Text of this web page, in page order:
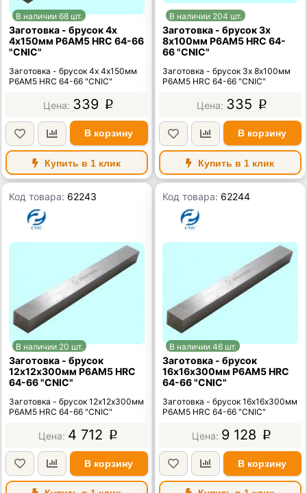
В наличии 68 шт.
Заготовка - брусок 4х
4х150мм Р6АМ5 HRC 64-66
"CNIC"
Заготовка - брусок 4х 4х150мм
Р6АМ5 HRC 64-66 "CNIC"
339 p
В корзину
Купить в 1 клик
В наличии 204 шт.
Заготовка - брусок 3х
8х100мм Р6АМ5 HRC 64-
66 "CNIC"
Заготовка - брусок 3х 8х100мм
Р6АМ5 HRC 64-66 "CNIC"
335 p
В корзину
Купить в 1 клик
Код товара: 62243
В наличии 20 шт.
Заготовка - брусок
12х12х300мм Р6АМ5 HRC
64-66 "CNIC"
Заготовка - брусок 12х12х300мм
Р6АМ5 HRC 64-66 "CNIC"
4 712 p
В корзину
Код товара: 62244
В наличии 46 шт.
Заготовка - брусок
16х16х300мм Р6АМ5 HRC
64-66 "CNIC"
Заготовка - брусок 16х16х300мм
Р6АМ5 HRC 64-66 "CNIC"
9 128 p
В корзину